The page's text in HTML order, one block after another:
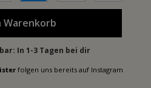
Warenkorb
In 1-3 Tagen bei dir
folgen uns bereits auf Instagram